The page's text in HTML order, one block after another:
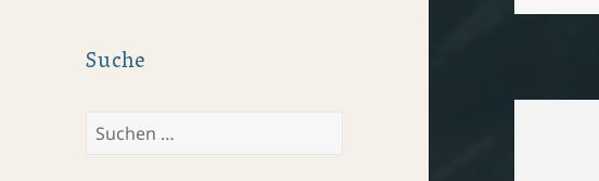
Suche
Suchen